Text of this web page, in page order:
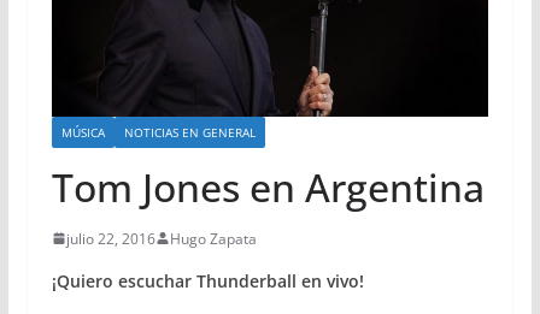
MÚSICA NOTICIAS EN GENERAL
Tom Jones en Argentina
julio 22, 2016 Hugo Zapata
¡Quiero escuchar Thunderball en vivo!